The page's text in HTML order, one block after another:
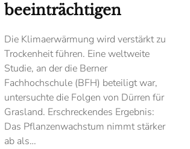
beeinträchtigen
Die Klimaerwärmung wird verstärkt zu
Trockenheit führen. Eine weltweite
Studie, an der die Berner
Fachhochschule (BFH) beteiligt war,
untersuchte die Folgen von Dürren für
Grasland. Erschreckendes Ergebnis:
Das Pflanzenwachstum nimmt stärker
ab als…